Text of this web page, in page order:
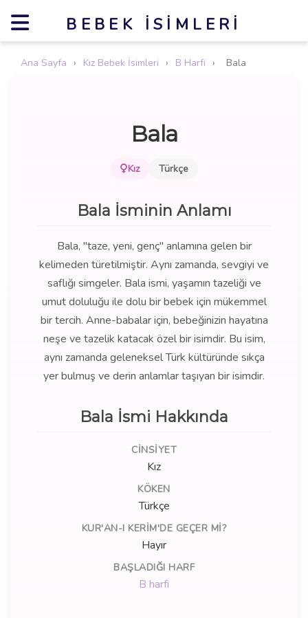
BEBEK İSIMLERI
Ana Sayfa › Kız Bebek İsimleri › B Harfi › Bala
Bala
Kız Türkçe
Bala İsminin Anlamı
Bala, "taze, yeni, genç" anlamına gelen bir
kelimeden türetilmiştir. Aynı zamanda, sevgiyi ve
saflığı simgeler. Bala ismi, yaşamın tazeliği ve
umut doluluğu ile dolu bir bebek için mükemmel
bir tercih. Anne-babalar için, bebeğinizin hayatına
neşe ve tazelik katacak özel bir isimdir. Bu isim,
aynı zamanda geleneksel Türk kültüründe sıkça
yer bulmuş ve derin anlamlar taşıyan bir isimdir.
Bala İsmi Hakkında
CINSIYET
Kız
KÖKEN
Türkçe
KUR'AN-I KERIM'DE GEÇER MI?
Hayır
BAŞLADIĞI HARF
B harfi